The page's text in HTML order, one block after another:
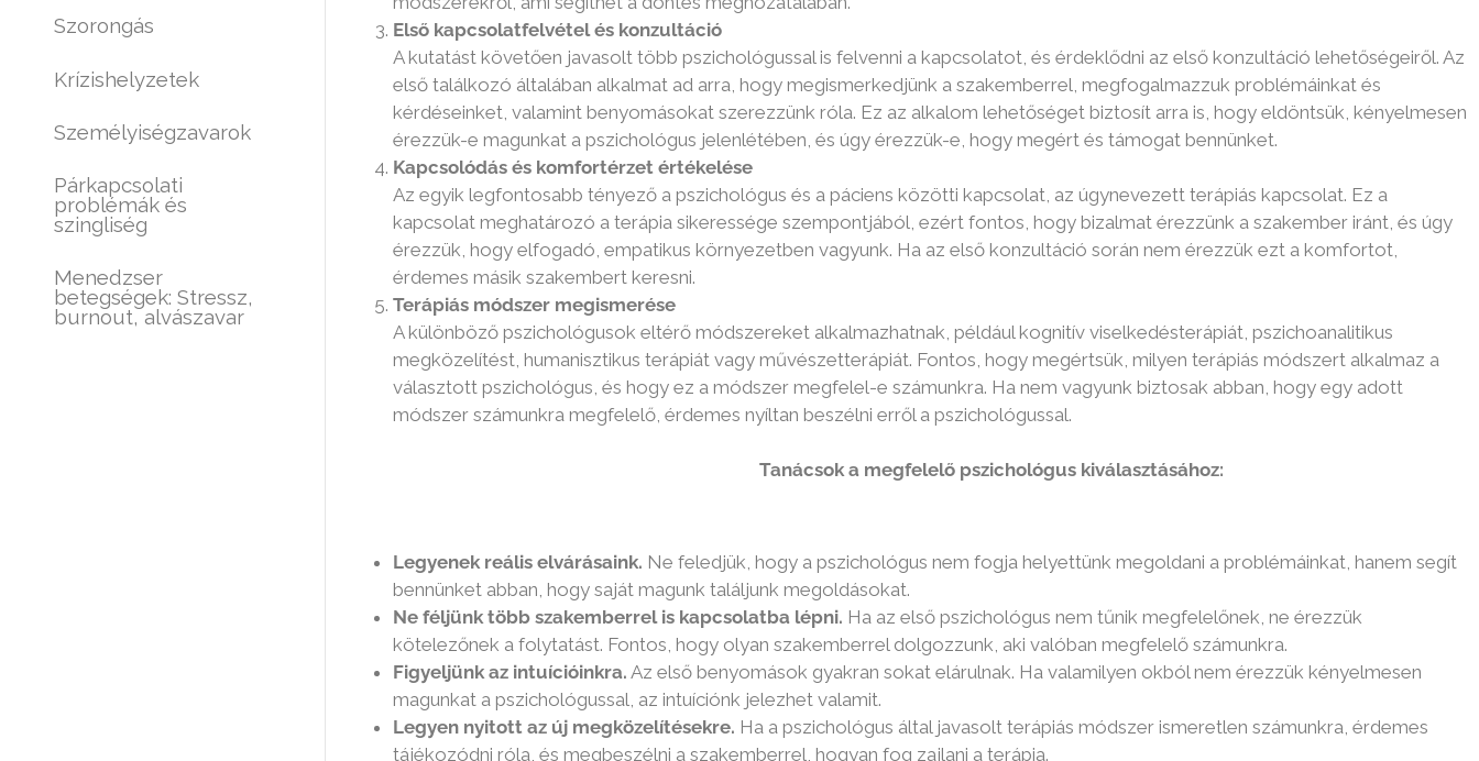
Szorongás
Krízishelyzetek
Személyiségzavarok
Párkapcsolati
problémák és
szingliség
Menedzser
betegségek: Stressz,
burnout, alvászavar
Első kapcsolatfelvétel és konzultáció
A kutatást követően javasolt több pszichológussal is felvenni a kapcsolatot, és érdeklődni az első konzultáció lehetőségeiről. Az
első találkozó általában alkalmat ad arra, hogy megismerkedjünk a szakemberrel, megfogalmazzuk problémáinkat és
kérdéseinket, valamint benyomásokat szerezzünk róla. Ez az alkalom lehetőséget biztosít arra is, hogy eldöntsük, kényelmesen
érezzük-e magunkat a pszichológus jelenlétében, és úgy érezzük-e, hogy megért és támogat bennünket.
Kapcsolódás és komfortérzet értékelése
Az egyik legfontosabb tényező a pszichológus és a páciens közötti kapcsolat, az úgynevezett terápiás kapcsolat. Ez a
kapcsolat meghatározó a terápia sikeressége szempontjából, ezért fontos, hogy bizalmat érezzünk a szakember iránt, és úgy
érezzük, hogy elfogadó, empatikus környezetben vagyunk. Ha az első konzultáció során nem érezzük ezt a komfortot,
érdemes másik szakembert keresni.
Terápiás módszer megismerése
A különböző pszichológusok eltérő módszereket alkalmazhatnak, például kognitív viselkedésterápiát, pszichoanalitikus
megközelítést, humanisztikus terápiát vagy művészetterápiát. Fontos, hogy megértsük, milyen terápiás módszert alkalmaz a
választott pszichológus, és hogy ez a módszer megfelel-e számunkra. Ha nem vagyunk biztosak abban, hogy egy adott
módszer számunkra megfelelő, érdemes nyíltan beszélni erről a pszichológussal.
Tanácsok a megfelelő pszichológus kiválasztásához:
Legyenek reális elvárásaink. Ne feledjük, hogy a pszichológus nem fogja helyettünk megoldani a problémáinkat, hanem segít
bennünket abban, hogy saját magunk találjunk megoldásokat.
Ne féljünk több szakemberrel is kapcsolatba lépni. Ha az első pszichológus nem tűnik megfelelőnek, ne érezzük
kötelezőnek a folytatást. Fontos, hogy olyan szakemberrel dolgozzunk, aki valóban megfelelő számunkra.
Figyeljünk az intuícióinkra. Az első benyomások gyakran sokat elárulnak. Ha valamilyen okból nem érezzük kényelmesen
magunkat a pszichológussal, az intuíciónk jelezhet valamit.
Legyen nyitott az új megközelítésekre. Ha a pszichológus által javasolt terápiás módszer ismeretlen számunkra, érdemes
tájékozódni róla, és megbeszélni a szakemberrel, hogyan fog zajlani a terápia.